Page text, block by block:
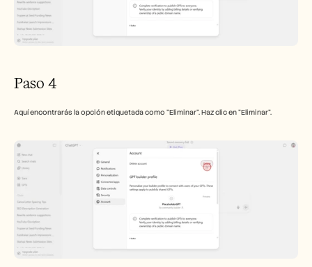
Paso 4
Aquí encontrarás la opción etiquetada como "Eliminar". Haz clic en "Eliminar".